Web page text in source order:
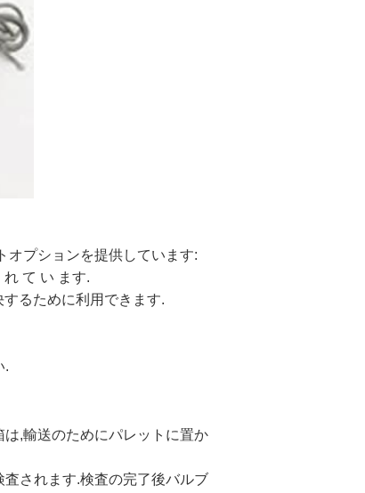
オプションを提供しています:
て い ます.
るために利用できます.
.
,輸送のためにパレットに置か
されます.検査の完了後バルブ